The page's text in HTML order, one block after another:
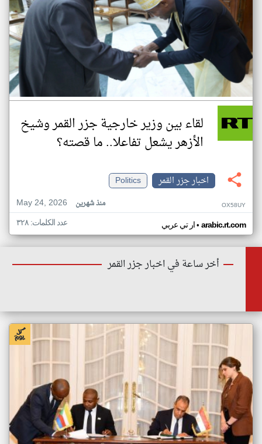
لقاء بين وزير خارجية جزر القمر وشيخ
الأزهر يشعل تفاعلا.. ما قصته؟
اخبار جزر القمر
Politics
May 24, 2026
منذ شهرين OX58UY
ار تي عربي• arabic.rt.com عدد الكلمات: ٣٢٨
أخر ساعة في اخبار جزر القمر